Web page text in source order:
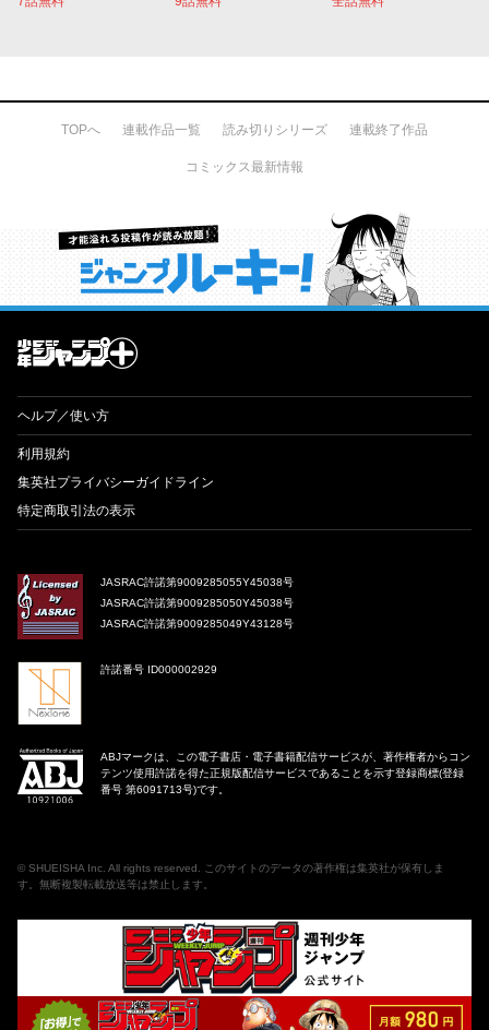
TOPへ 連載作品一覧 読み切りシリーズ 連載終了作品
コミックス最新情報
才能溢れる投稿作が読み放題！ ジャンプルーキー！
ヘルプ／使い方
利用規約
集英社プライバシーガイドライン
特定商取引法の表示
JASRAC許諾第9009285055Y45038号
JASRAC許諾第9009285050Y45038号
JASRAC許諾第9009285049Y43128号
許諾番号 ID000002929
ABJマークは、この電子書店・電子書籍配信サービスが、著作権者からコン
テンツ使用許諾を得た正規版配信サービスであることを示す登録商標(登録
番号 第6091713号)です。
© SHUEISHA Inc . All rights reserved. このサイトのデータの著作権は集英社が保有しま
す。無断複製転載放送等は禁止します。